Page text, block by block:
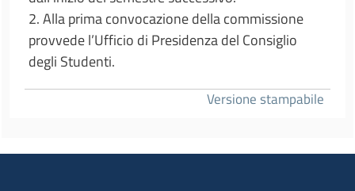
2. Alla prima convocazione della commissione
provvede l’Ufficio di Presidenza del Consiglio
degli Studenti.
Versione stampabile